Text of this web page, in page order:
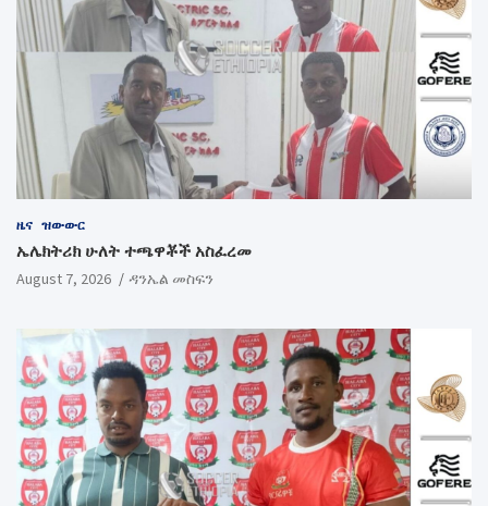
ዜና ዝውውር
ኤሌክትሪክ ሁለት ተጫዋቾች አስፈረመ
August 7, 2026 ዳንኤል መስፍን